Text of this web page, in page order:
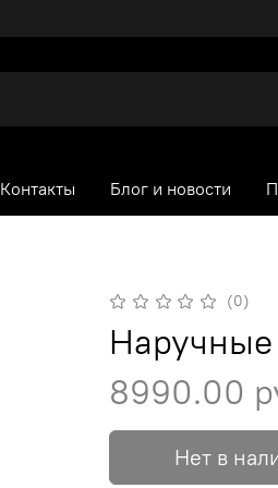
Контакты Блог и новости
(0)
Наручные
8990.00
Нет в